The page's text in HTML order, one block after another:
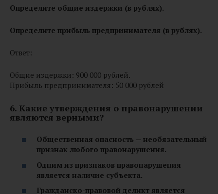
Определите общие издержки (в рублях).
Определите прибыль предпринимателя (в рублях).
Ответ:
Общие издержки: 900 000 рублей.
Прибыль предпринимателя: 50 000 рублей
6. Какие утверждения о правонарушении
являются верными?
Общественная опасность — необязательный
признак любого правонарушения.
Одним из признаков правонарушения
является наличие субъекта.
Гражданско-правовой деликт является